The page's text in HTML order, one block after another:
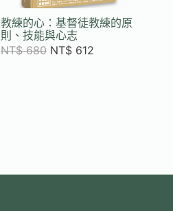
教練的心：基督徒教練的原
則、技能與心志
NT$680 NT$ 612